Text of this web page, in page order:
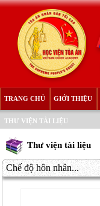
TRANG CHỦ GIỚI THIỆU
THƯ VIỆN TÀI LIỆU
Thư viện tài liệu
Chế độ hôn nhân...